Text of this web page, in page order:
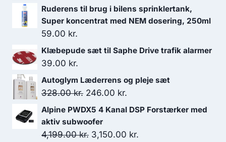
oprindelige
pris
449.00 kr..
aktuelle
pris
224.50 kr..
Ruderens til brug i bilens sprinklertank,
Super koncentrat med NEM dosering, 250ml
59.00 kr.
Klæbepude sæt til Saphe Drive trafik alarmer
39.00 kr.
Autoglym Læderrens og pleje sæt
328.00kr. Den
oprindelige
pris
var:
246.00 kr.
aktuelle
er:
Alpine PWDX5 4 Kanal DSP Forstærker med
aktiv subwoofer
4,199.00kr. Den
3,150.00 kr.